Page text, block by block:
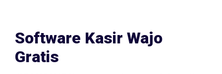
Software Kasir Wajo
Gratis